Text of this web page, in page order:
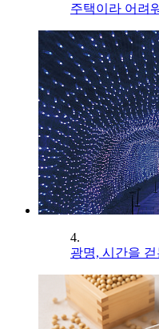
주택이라 어려
4.
광명, 시간을